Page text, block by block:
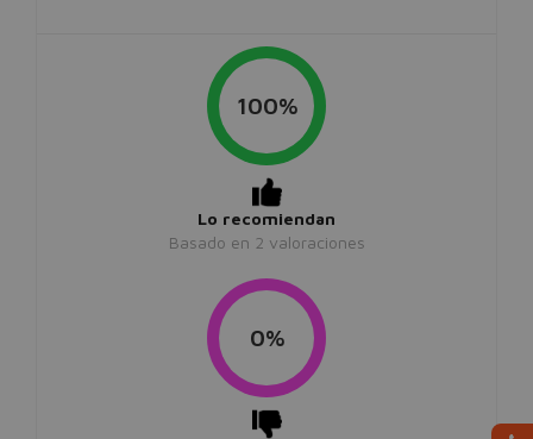
100%
Lo recomiendan
Basado en 2 valoraciones
0%